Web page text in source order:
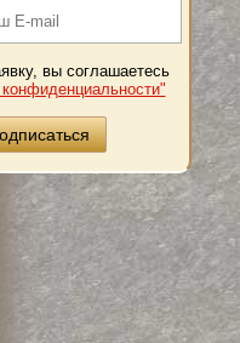
вы соглашаетесь